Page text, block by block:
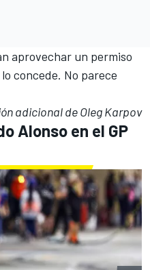
aprovechar un permiso
concede. No parece
adicional de Oleg Karpov
Alonso en el GP